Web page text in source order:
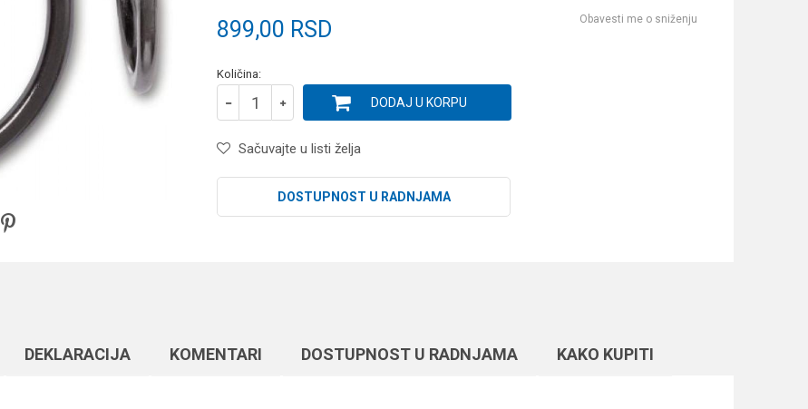
899,00 RSD Obavesti me o sniženju
Količina:
DODAJ U KORPU
Sačuvajte u listi želja
DOSTUPNOST U RADNJAMA
DEKLARACIJA KOMENTARI DOSTUPNOST U RADNJAMA KAKO KUPITI